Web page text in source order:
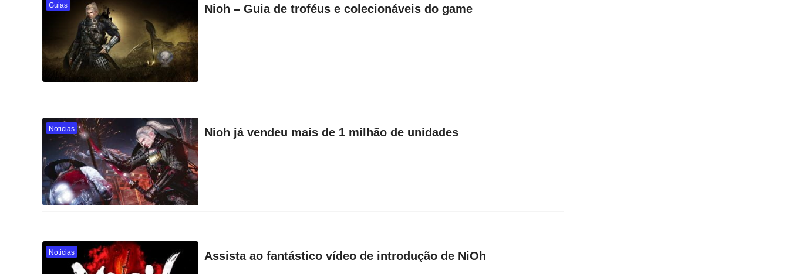
Guias Nioh – Guia de troféus e colecionáveis do game
Noticias Nioh já vendeu mais de 1 milhão de unidades
Noticias Assista ao fantástico vídeo de introdução de NiOh